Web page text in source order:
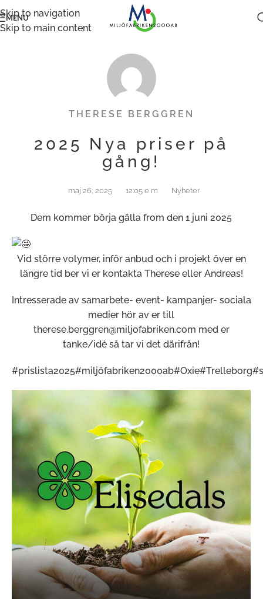
Skip to navigation
Skip to main content
MENU
THERESE BERGGREN
2025 Nya priser på
gång!
maj 26, 2025 12:05 e m Nyheter
Dem kommer börja gälla from den 1 juni 2025
Vid större volymer, inför anbud och i projekt över en
längre tid ber vi er kontakta Therese eller Andreas!
Intresserade av samarbete- event- kampanjer- sociala
medier hör av er till
therese.berggren@miljofabriken.com med er
tanke/idé så tar vi det därifrån!
#prislista2025#miljöfabriken2000ab#Oxie#Trelleborg